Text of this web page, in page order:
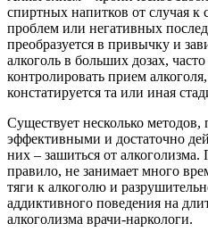
спиртных напитков от случая к
проблем или негативных
преобразуется в привычку и
алкоголь в больших дозах,
контролировать прием
констатируется та или иная
Существует несколько
эффективными и достаточно
них – зашиться от
правило, не занимает много
тяги к алкоголю и
аддиктивного поведения на
алкоголизма врачи-наркологи.